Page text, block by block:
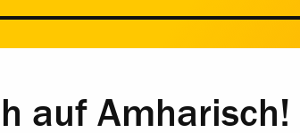
auf Amharisch!